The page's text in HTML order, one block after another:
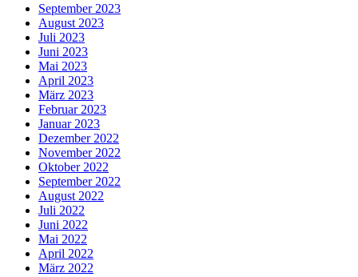
September 2023
August 2023
Juli 2023
Juni 2023
Mai 2023
April 2023
März 2023
Februar 2023
Januar 2023
Dezember 2022
November 2022
Oktober 2022
September 2022
August 2022
Juli 2022
Juni 2022
Mai 2022
April 2022
März 2022